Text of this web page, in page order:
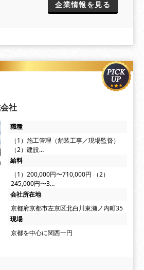
企業情報を見る
社
職種
（1）施工管理（舗装工事／現場監督）
（2）建設…
給料
（1）200,000円〜710,000円 （2）
245,000円〜3…
会社所在地
京都府京都市左京区北白川東瀬ノ内町35
現場
京都を中心に関西一円